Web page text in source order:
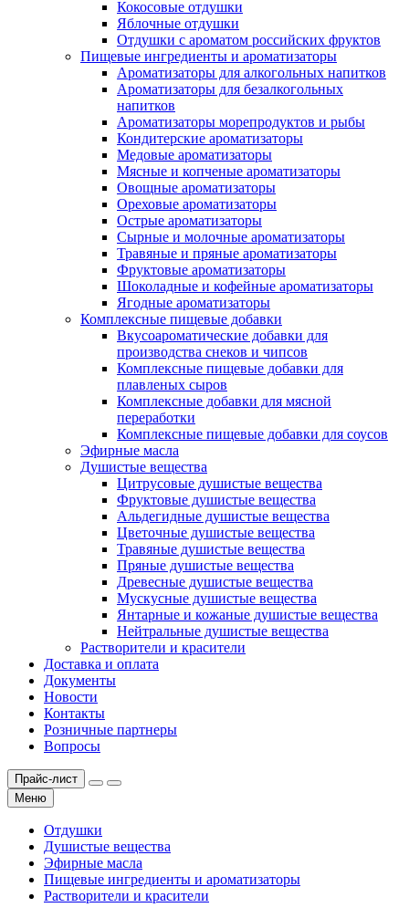
Кокосовые отдушки
Яблочные отдушки
Отдушки с ароматом российских фруктов
Пищевые ингредиенты и ароматизаторы
Ароматизаторы для алкогольных напитков
Ароматизаторы для безалкогольных
напитков
Ароматизаторы морепродуктов и рыбы
Кондитерские ароматизаторы
Медовые ароматизаторы
Мясные и копченые ароматизаторы
Овощные ароматизаторы
Ореховые ароматизаторы
Острые ароматизаторы
Сырные и молочные ароматизаторы
Травяные и пряные ароматизаторы
Фруктовые ароматизаторы
Шоколадные и кофейные ароматизаторы
Ягодные ароматизаторы
Комплексные пищевые добавки
Вкусоароматические добавки для
производства снеков и чипсов
Комплексные пищевые добавки для
плавленых сыров
Комплексные добавки для мясной
переработки
Комплексные пищевые добавки для соусов
Эфирные масла
Душистые вещества
Цитрусовые душистые вещества
Фруктовые душистые вещества
Альдегидные душистые вещества
Цветочные душистые вещества
Травяные душистые вещества
Пряные душистые вещества
Древесные душистые вещества
Мускусные душистые вещества
Янтарные и кожаные душистые вещества
Нейтральные душистые вещества
Растворители и красители
Доставка и оплата
Документы
Новости
Контакты
Розничные партнеры
Вопросы
Прайс-лист
Меню
Отдушки
Душистые вещества
Эфирные масла
Пищевые ингредиенты и ароматизаторы
Растворители и красители